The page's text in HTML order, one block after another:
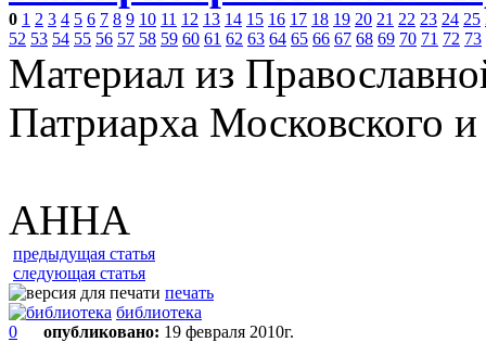
0 1 2 3 4 5 6 7 8 9 10 11 12 13 14 15 16 17 18 19 20 21 22 23 24 25
52 53 54 55 56 57 58 59 60 61 62 63 64 65 66 67 68 69 70 71 72 73
Материал из
Патриарха Московского
АННА
предыдущая статья
следующая статья
печать
библиотека
0
опубликовано: 19 февраля 2010г.